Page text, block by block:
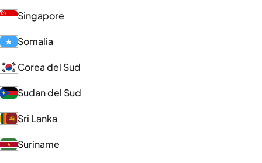
Singapore
Somalia
Corea del Sud
Sudan del Sud
Sri Lanka
Suriname